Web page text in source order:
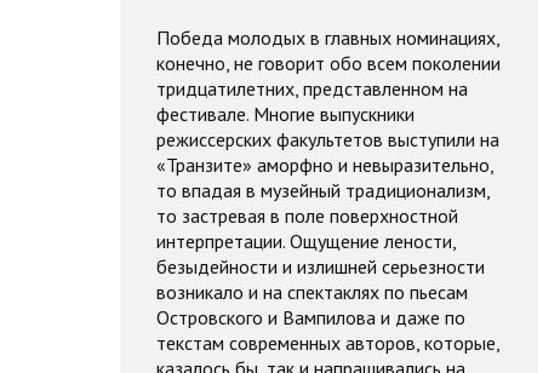
Победа молодых в главных номинациях,
конечно, не говорит обо всем поколении
тридцатилетних, представленном на
фестивале. Многие выпускники
режиссерских факультетов выступили на
«Транзите» аморфно и невыразительно,
то впадая в музейный традиционализм,
то застревая в поле поверхностной
интерпретации. Ощущение лености,
безыдейности и излишней серьезности
возникало и на спектаклях по пьесам
Островского и Вампилова и даже по
текстам современных авторов, которые,
казалось бы, так и напрашивались на